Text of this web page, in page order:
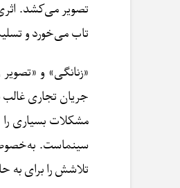
تصویر می‌کشد. اثری
تاب می‌خورد و
«زنانگی» و
جریان تجاری غالب
مشکلات بسیاری را
سینماست. به‌خصوص
تلاشش را برای به